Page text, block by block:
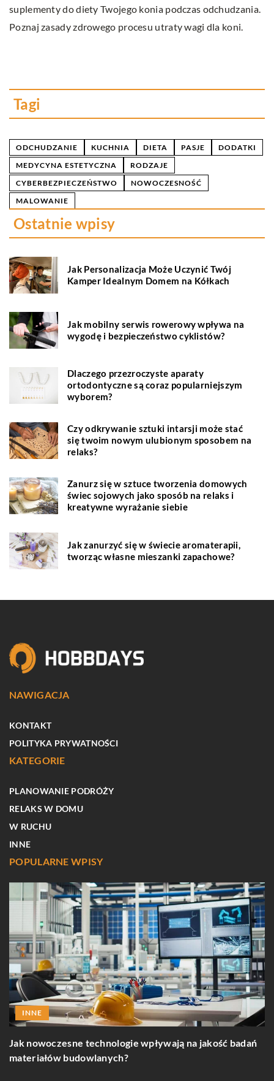
suplementy do diety Twojego konia podczas odchudzania.
Poznaj zasady zdrowego procesu utraty wagi dla koni.
Tagi
ODCHUDZANIE KUCHNIA DIETA PASJE
DODATKI
MEDYCYNA ESTETYCZNA
RODZAJE
CYBERBEZPIECZEŃSTWO
NOWOCZESNOŚĆ
MALOWANIE
Ostatnie wpisy
Jak Personalizacja Może Uczynić Twój
Kamper Idealnym Domem na Kółkach
Jak mobilny serwis rowerowy wpływa na
wygodę i bezpieczeństwo cyklistów?
Dlaczego przezroczyste aparaty
ortodontyczne są coraz popularniejszym
wyborem?
Czy odkrywanie sztuki intarsji może stać
się twoim nowym ulubionym sposobem na
relaks?
Zanurz się w sztuce tworzenia domowych
świec sojowych jako sposób na relaks i
kreatywne wyrażanie siebie
Jak zanurzyć się w świecie aromaterapii,
tworząc własne mieszanki zapachowe?
NAWIGACJA
KONTAKT
POLITYKA PRYWATNOŚCI
KATEGORIE
PLANOWANIE PODRÓŻY
RELAKS W DOMU
W RUCHU
INNE
POPULARNE WPISY
INNE
Jak nowoczesne technologie wpływają na jakość badań
materiałów budowlanych?